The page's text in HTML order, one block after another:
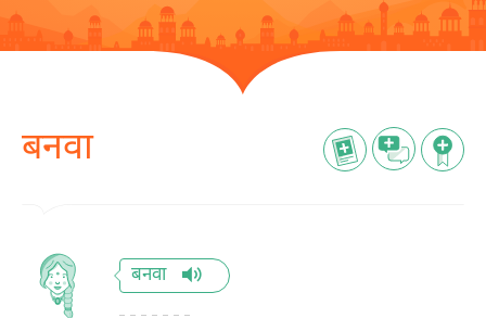
बनवा
बनवा